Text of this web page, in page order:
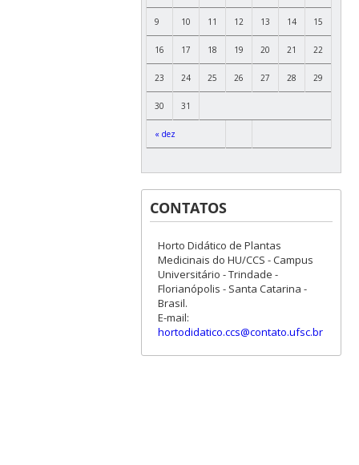
« dez
9 10 11 12 13 14 15
16 17 18 19 20 21 22
23 24 25 26 27 28 29
30 31
CONTATOS
Horto Didático de Plantas
Medicinais do HU/CCS - Campus
Universitário - Trindade -
Florianópolis - Santa Catarina -
Brasil.
E-mail:
hortodidatico.ccs@contato.ufsc.br